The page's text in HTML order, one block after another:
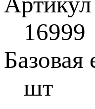
16999
Базовая
шт